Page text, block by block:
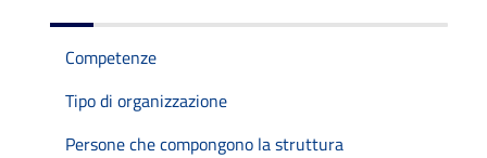
Competenze
Tipo di organizzazione
Persone che compongono la struttura